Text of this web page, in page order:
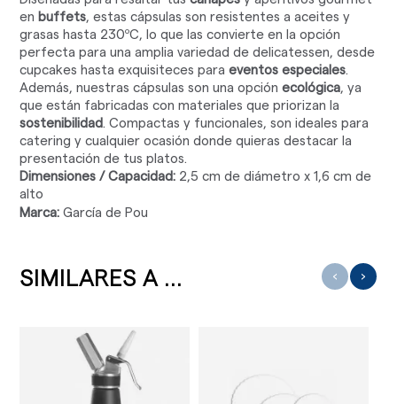
en buffets, estas cápsulas son resistentes a aceites y
grasas hasta 230ºC, lo que las convierte en la opción
perfecta para una amplia variedad de delicatessen, desde
cupcakes hasta exquisiteces paraeventos especiales.
Además, nuestras cápsulas son una opciónecológica, ya
que están fabricadas con materiales que priorizan la
sostenibilidad. Compactas y funcionales, son ideales para
catering y cualquier ocasión donde quieras destacar la
presentación de tus platos.
Dimensiones / Capacidad: 2,5 cm de diámetro x 1,6 cm de
alto
Marca: García de Pou
SIMILARES A ... ‹ ›